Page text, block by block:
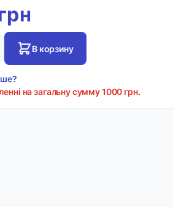
В корзину
на загальну сумму 1000 грн.